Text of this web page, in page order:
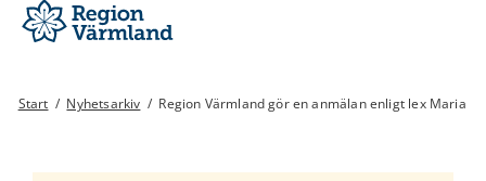
Start / Nyhetsarkiv / Region Värmland gör en anmälan enligt lex Maria